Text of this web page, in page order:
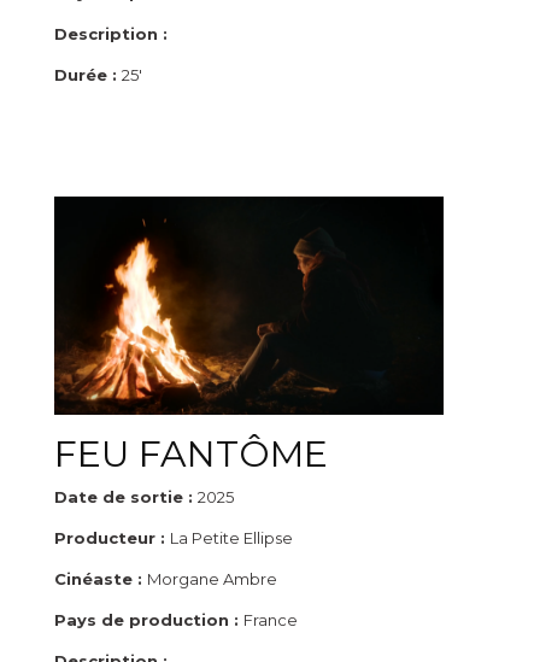
Description :
Durée : 25'
FEU FANTÔME
Date de sortie : 2025
Producteur : La Petite Ellipse
Cinéaste : Morgane Ambre
Pays de production : France